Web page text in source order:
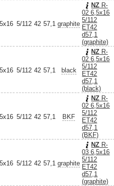
5/112 42 57,1 graphite
NZ R-
02 6,5x16
5/112
ET42
d57,1
(graphite)
5/112 42 57,1 black
NZ R-
02 6,5x16
5/112
ET42
d57,1
(black)
5/112 42 57,1 BKF
NZ R-
02 6,5x16
5/112
ET42
d57,1
(BKF)
5/112 42 57,1 graphite
NZ R-
03 6,5x16
5/112
ET42
d57,1
(graphite)